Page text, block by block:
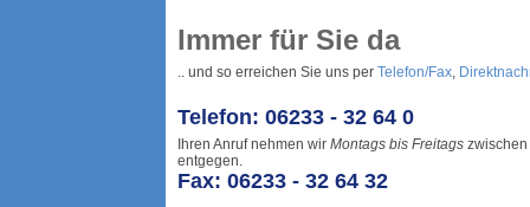
Immer für Sie da
.. und so erreichen Sie uns per Telefon/Fax,
Telefon: 06233 - 32 64 0
Ihren Anruf nehmen wir Montags bis Freitags zwischen
entgegen.
Fax: 06233 - 32 64 32